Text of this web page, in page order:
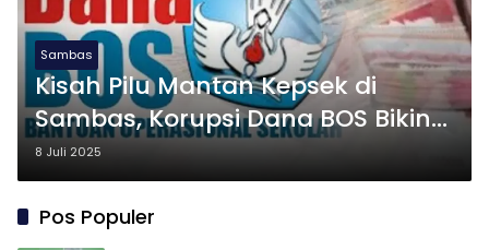
Sambas
Kisah Pilu Mantan Kepsek di
Sambas, Korupsi Dana BOS Bikin
Sakit Tulang
8 Juli 2025
Pos Populer